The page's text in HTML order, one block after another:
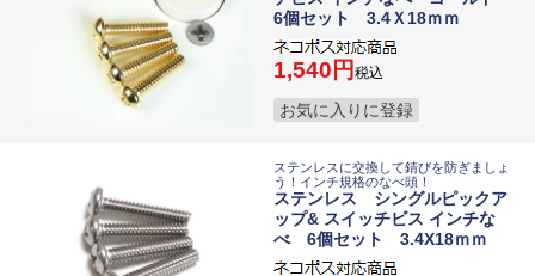
6個セット 3.4Ｘ18ｍｍ
1,540 税込
お気に入りに登録
ステンレスに交換して錆びを防ぎましょ
う！インチ規格のなべ頭！
ステンレス シングルピックア
ップ& スイッチビス インチな
べ 6個セット 3.4X18ｍｍ